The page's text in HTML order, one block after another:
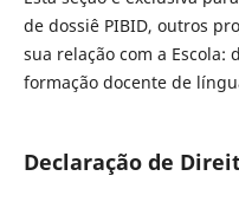
de dossiê PIBID, outros
sua relação com a Escola:
formação docente de
Declaração de